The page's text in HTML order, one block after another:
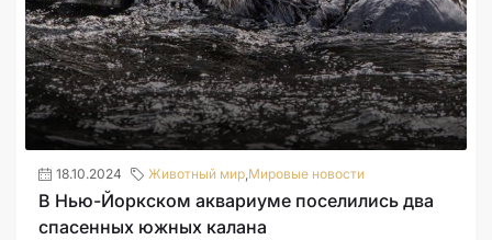
18.10.2024 Животный мир,Мировые новости
В Нью-Йоркском аквариуме поселились два
спасенных южных калана